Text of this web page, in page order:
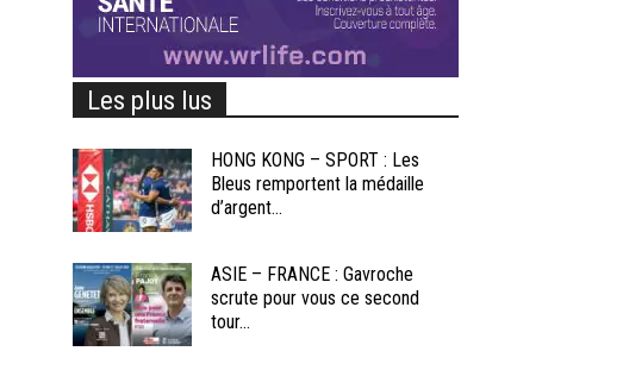
Les plus lus
HONG KONG – SPORT : Les
Bleus remportent la médaille
d’argent...
ASIE – FRANCE : Gavroche
scrute pour vous ce second
tour...